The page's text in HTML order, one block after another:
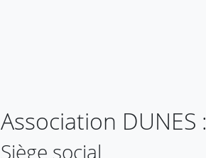
Association DUNES :
Siège social